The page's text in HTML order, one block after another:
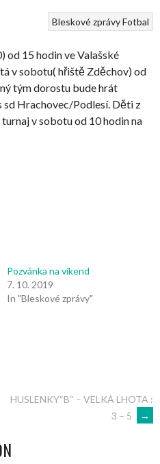
Bleskové zprávyFotbal
od 15 hodin ve Valašské
v sobotu( hřiště Zděchov) od
tým dorostu bude hrát
sd Hrachovec/Podlesí. Děti z
v sobotu od 10 hodin na
Pozvánka na víkend
7. 10. 2019
In "Bleskové zprávy"
HUSLENKY“B“ – VELKÁ LHOTA :
3 – 5
→